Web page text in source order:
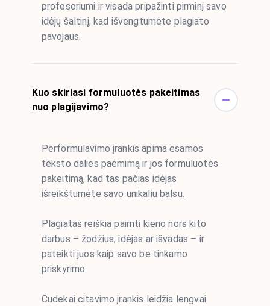
profesoriumi ir visada pripažinti pirminį savo
idėjų šaltinį, kad išvengtumėte plagiato
pavojaus.
Kuo skiriasi formuluotės pakeitimas
nuo plagijavimo?
Performulavimo įrankis apima esamos
teksto dalies paėmimą ir jos formuluotės
pakeitimą, kad tas pačias idėjas
išreikštumėte savo unikaliu balsu.
Plagiatas reiškia paimti kieno nors kito
darbus – žodžius, idėjas ar išvadas – ir
pateikti juos kaip savo be tinkamo
priskyrimo.
Cudekai citavimo įrankis leidžia lengvai